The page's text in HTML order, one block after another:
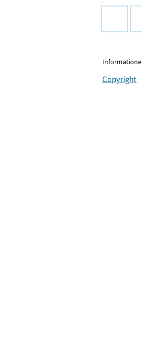
Copyright